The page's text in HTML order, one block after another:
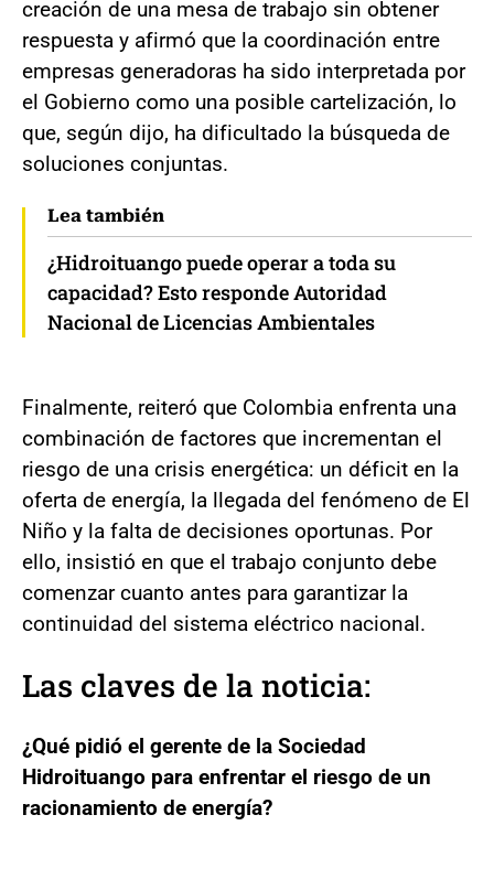
creación de una mesa de trabajo sin obtener
respuesta y afirmó que la coordinación entre
empresas generadoras ha sido interpretada por
el Gobierno como una posible cartelización, lo
que, según dijo, ha dificultado la búsqueda de
soluciones conjuntas.
Lea también
¿Hidroituango puede operar a toda su
capacidad? Esto responde Autoridad
Nacional de Licencias Ambientales
Finalmente, reiteró que Colombia enfrenta una
combinación de factores que incrementan el
riesgo de una crisis energética: un déficit en la
oferta de energía, la llegada del fenómeno de El
Niño y la falta de decisiones oportunas. Por
ello, insistió en que el trabajo conjunto debe
comenzar cuanto antes para garantizar la
continuidad del sistema eléctrico nacional.
Las claves de la noticia:
¿Qué pidió el gerente de la Sociedad
Hidroituango para enfrentar el riesgo de un
racionamiento de energía?